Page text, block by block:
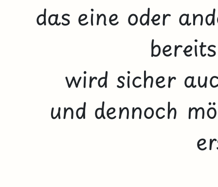
das eine oder
wird sicher
und dennoch